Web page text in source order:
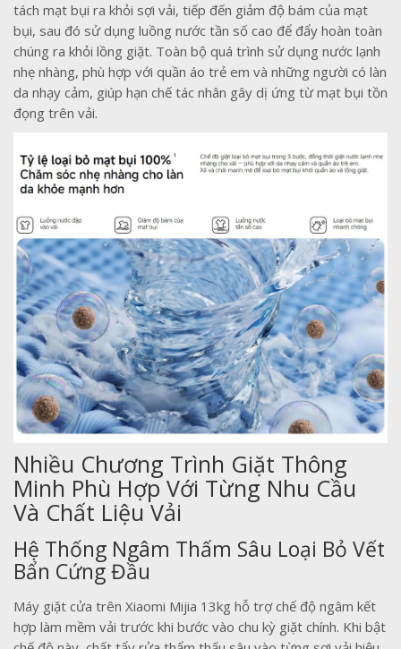
tách mạt bụi ra khỏi sợi vải, tiếp đến giảm độ bám của mạt
bụi, sau đó sử dụng luồng nước tần số cao để đẩy hoàn toàn
chúng ra khỏi lồng giặt. Toàn bộ quá trình sử dụng nước lạnh
nhẹ nhàng, phù hợp với quần áo trẻ em và những người có làn
da nhạy cảm, giúp hạn chế tác nhân gây dị ứng từ mạt bụi tồn
đọng trên vải.
Nhiều Chương Trình Giặt Thông
Minh Phù Hợp Với Từng Nhu Cầu
Và Chất Liệu Vải
Hệ Thống Ngâm Thấm Sâu Loại Bỏ Vết
Bẩn Cứng Đầu
Máy giặt cửa trên Xiaomi Mijia 13kg hỗ trợ chế độ ngâm kết
hợp làm mềm vải trước khi bước vào chu kỳ giặt chính. Khi bật